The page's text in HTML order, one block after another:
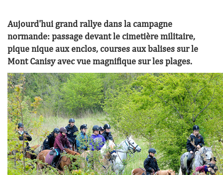
Aujourd'hui grand rallye dans la campagne
normande: passage devant le cimetière militaire,
pique nique aux enclos, courses aux balises sur le
Mont Canisy avec vue magnifique sur les plages.